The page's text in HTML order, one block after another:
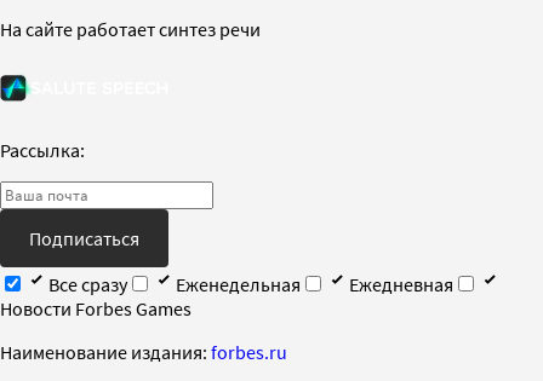
На сайте работает синтез речи
Рассылка:
Подписаться
Все сразу
Еженедельная
Ежедневная
Новости Forbes Games
Наименование издания: forbes.ru